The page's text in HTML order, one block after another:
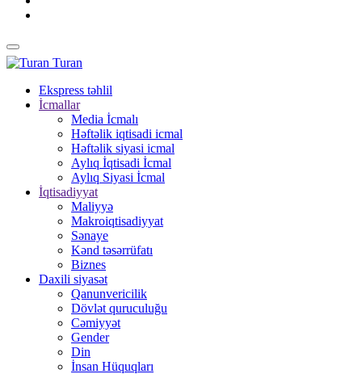
Turan
Ekspress təhlil
İcmallar
Media İcmalı
Həftəlik iqtisadi icmal
Həftəlik siyasi icmal
Aylıq İqtisadi İcmal
Aylıq Siyasi İcmal
İqtisadiyyat
Maliyyə
Makroiqtisadiyyat
Sənaye
Kənd təsərrüfatı
Biznes
Daxili siyasət
Qanunvericilik
Dövlət quruculuğu
Cəmiyyət
Gender
Din
İnsan Hüquqları